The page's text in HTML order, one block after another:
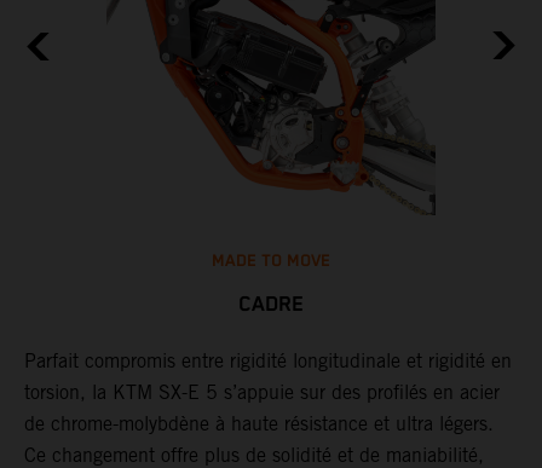
MADE TO MOVE
CADRE
Parfait compromis entre rigidité longitudinale et rigidité en
torsion, la KTM SX-E 5 s’appuie sur des profilés en acier
de chrome-molybdène à haute résistance et ultra légers.
Ce changement offre plus de solidité et de maniabilité,